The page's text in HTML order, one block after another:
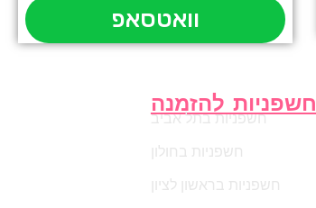
וואטסאפ
חשפניות להזמנה
חשפניות בתל אביב
חשפניות בחולון
חשפניות בראשון לציון